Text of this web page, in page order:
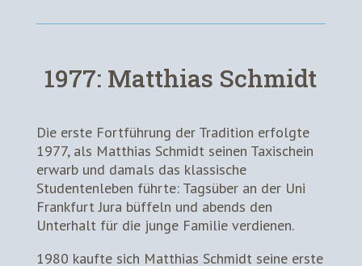
1977: Matthias Schmidt
Die erste Fortführung der Tradition erfolgte
1977, als Matthias Schmidt seinen Taxischein
erwarb und damals das klassische
Studentenleben führte: Tagsüber an der Uni
Frankfurt Jura büffeln und abends den
Unterhalt für die junge Familie verdienen.
1980 kaufte sich Matthias Schmidt seine erste